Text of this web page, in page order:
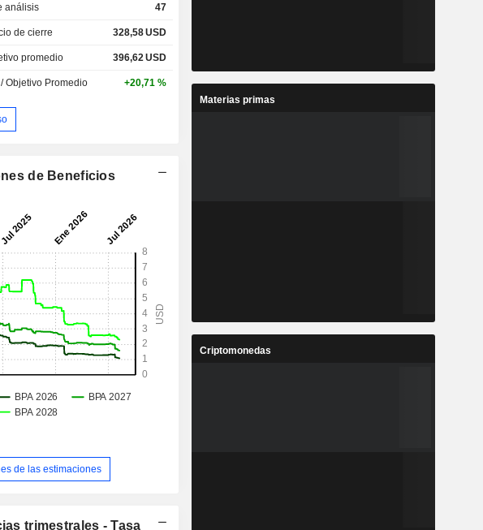
análisis 47
de cierre 328,58USD
promedio 396,62USD
Objetivo Promedio +20,71 %
de Beneficios
de las estimaciones
trimestrales - Tasa
Materias primas
Criptomonedas